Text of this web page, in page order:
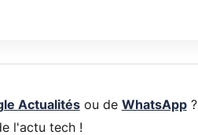
Actualitésou de WhatsApp?
l'actu tech !